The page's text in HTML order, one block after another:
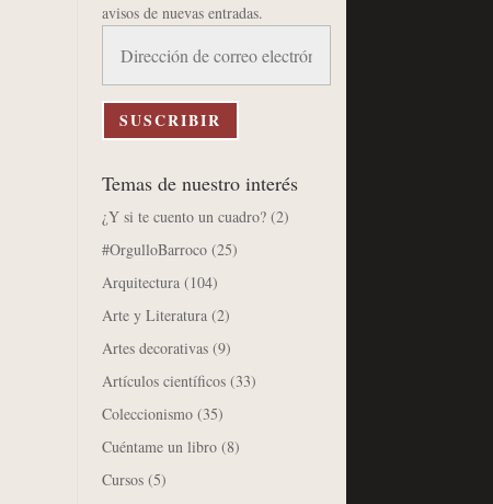
avisos de nuevas entradas.
correo
electrónico
SUSCRIBIR
Temas de nuestro interés
¿Y si te cuento un cuadro? (2)
#OrgulloBarroco (25)
Arquitectura (104)
Arte y Literatura (2)
Artes decorativas (9)
Artículos científicos (33)
Coleccionismo (35)
Cuéntame un libro (8)
Cursos (5)